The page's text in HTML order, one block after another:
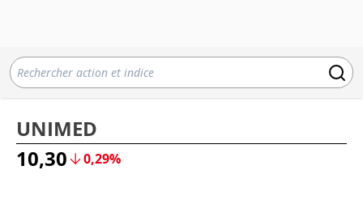
UNIMED
10,30
0,29%